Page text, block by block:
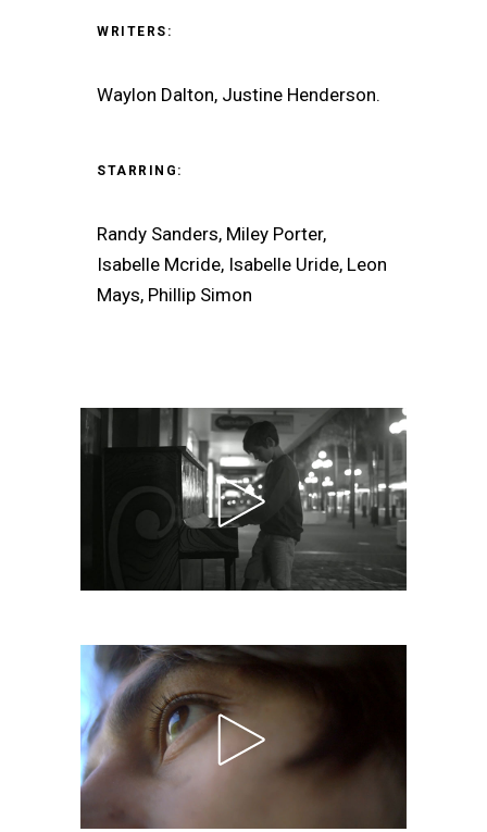
WRITERS:
Waylon Dalton, Justine Henderson.
STARRING:
Randy Sanders, Miley Porter,
Isabelle Mcride, Isabelle Uride, Leon
Mays, Phillip Simon